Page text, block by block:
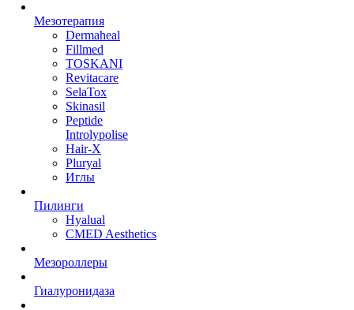
Мезотерапия
Dermaheal
Fillmed
TOSKANI
Revitacare
SelaTox
Skinasil
Peptide
Introlypolise
Hair-X
Pluryal
Иглы
Пилинги
Hyalual
CMED Aesthetics
Мезороллеры
Гиалуронидаза